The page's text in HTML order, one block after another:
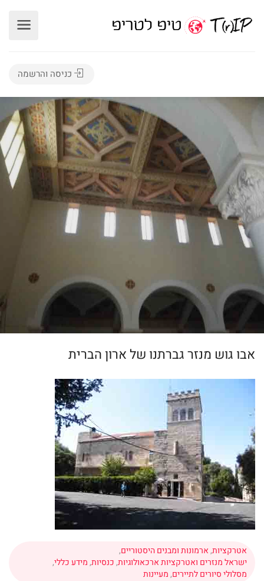
כניסה והרשמה
אבו גוש מנזר גברתנו של ארון הברית
אטרקציות,ארמונות ומבנים היסטוריים,
ישראל מנזרים ואטרקציות ארכאולוגיות,כנסיות,מידע כללי,
מסלולי סיורים לתיירים,מעיינות